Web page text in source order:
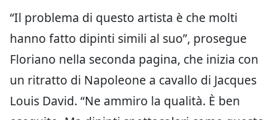
“Il problema di questo artista è che molti
hanno fatto dipinti simili al suo”, prosegue
Floriano nella seconda pagina, che inizia con
un ritratto di Napoleone a cavallo di Jacques
Louis David. “Ne ammiro la qualità. È ben